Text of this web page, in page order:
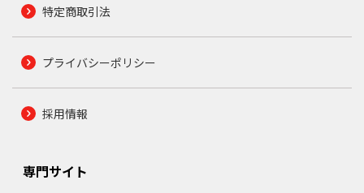
特定商取引法
プライバシーポリシー
採用情報
専門サイト